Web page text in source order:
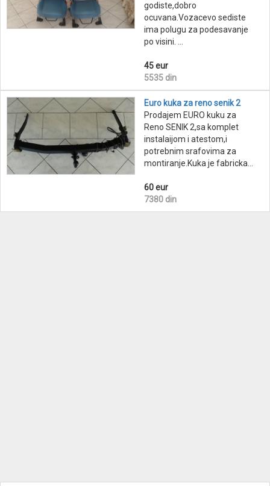
godiste,dobro
ocuvana.Vozacevo sediste
ima polugu za podesavanje
po visini. ...
45 eur
5535 din
Euro kuka za reno senik 2
Prodajem EURO kuku za
Reno SENIK 2,sa komplet
instalaijom i atestom,i
potrebnim srafovima za
montiranje.Kuka je fabricka...
60 eur
7380 din